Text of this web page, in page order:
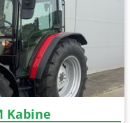
Kabine